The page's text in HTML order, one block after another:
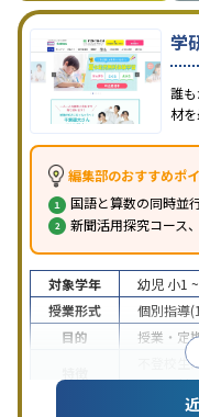
学
誰
材
編集部のおすすめポ
国語と算数の同時並
新聞活用探究コース
対象学年 幼児 小1
授業形式
個別指導
目的
授業・定
不登校生
ライン対